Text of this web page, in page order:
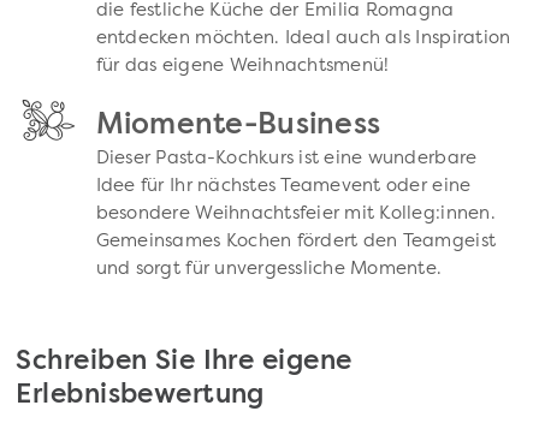
die festliche Küche der Emilia Romagna
entdecken möchten. Ideal auch als Inspiration
für das eigene Weihnachtsmenü!
Miomente-Business
Dieser Pasta-Kochkurs ist eine wunderbare
Idee für Ihr nächstes Teamevent oder eine
besondere Weihnachtsfeier mit Kolleg:innen.
Gemeinsames Kochen fördert den Teamgeist
und sorgt für unvergessliche Momente.
Schreiben Sie Ihre eigene
Erlebnisbewertung